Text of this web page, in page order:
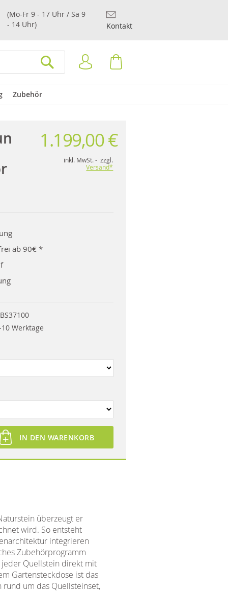
(Mo-Fr 9 - 17 Uhr / Sa 9
- 14 Uhr)
Kontakt
Anmelden
Zubehör
1.199,00 €
inkl. MwSt. - zzgl.
Versand*
ab 90€ *
10 Werktage
IN DEN WARENKORB
überzeugt er
wird. So entsteht
integrieren
Zubehörprogramm
Quellstein direkt mit
Gartensteckdose ist das
um das Quellsteinset,